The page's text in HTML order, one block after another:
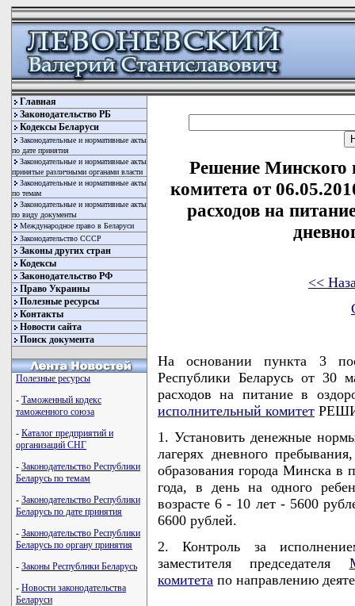
Главная
Законодательство РБ
Кодексы Беларуси
Законодательные и нормативные акты
по дате принятия
Законодательные и нормативные акты
принятые различными органами власти
Законодательные и нормативные акты
по темам
Законодательные и нормативные акты
по виду документы
Международное право в Беларуси
Законодательство СССР
Законы других стран
Кодексы
Законодательство РФ
Право Украины
Полезные ресурсы
Контакты
Новости сайта
Поиск документа
Полезные ресурсы
- Таможенный кодекс
таможенного союза
- Каталог предприятий и
организаций СНГ
- Законодательство Республики
Беларусь по темам
- Законодательство Республики
Беларусь по дате принятия
- Законодательство Республики
Беларусь по органу принятия
- Законы Республики Беларусь
- Новости законодательства
Беларуси
Решение Минского
комитета от
расходов на
<<
На основании пункта 3
Республики Беларусь от
расходов на питание в
исполнительный комитет
1. Установить денежные
лагерях дневного
образования города Минска в
года, в день на одного
возрасте 6 - 10 лет - 5600
6600 рублей.
2. Контроль за
заместителя председателя
комитета по направлению